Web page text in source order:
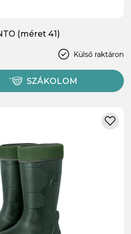
(méret 41)
Külső raktáron
SZÁKOLOM